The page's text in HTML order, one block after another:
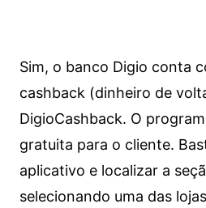
Sim, o banco Digio conta
cashback (dinheiro de
DigioCashback. O
gratuita para o cliente.
aplicativo e localizar a
selecionando uma das